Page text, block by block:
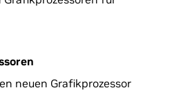
neuen Grafikprozessor